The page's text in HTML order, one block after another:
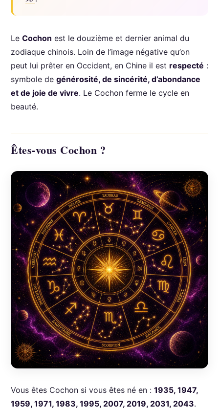
Le Cochon est le douzième et dernier animal du
zodiaque chinois. Loin de l’image négative qu’on
peut lui prêter en Occident, en Chine il est respecté :
symbole de générosité, de sincérité, d’abondance
et de joie de vivre. Le Cochon ferme le cycle en
beauté.
Êtes-vous Cochon ?
Vous êtes Cochon si vous êtes né en : 1935, 1947,
1959, 1971, 1983, 1995, 2007, 2019, 2031, 2043.